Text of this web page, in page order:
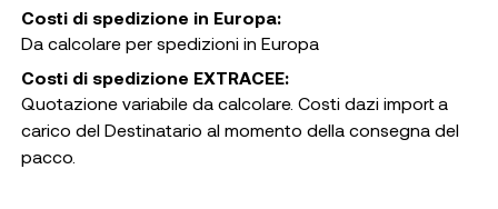
Costi di spedizione in Europa:
Da calcolare per spedizioni in Europa
Costi di spedizione EXTRACEE:
Quotazione variabile da calcolare. Costi dazi import a
carico del Destinatario al momento della consegna del
pacco.